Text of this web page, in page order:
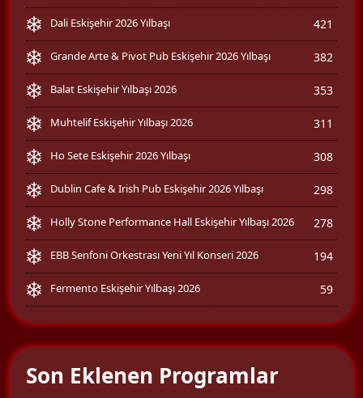
Dali Eskişehir 2026 Yılbaşı 421
Grande Arte & Pivot Pub Eskişehir 2026 Yılbaşı 382
Balat Eskişehir Yılbaşı 2026 353
Muhtelif Eskişehir Yılbaşı 2026 311
Ho Sete Eskişehir 2026 Yılbaşı 308
Dublin Cafe & Irish Pub Eskişehir 2026 Yılbaşı 298
Holly Stone Performance Hall Eskişehir Yılbaşı 2026 278
EBB Senfoni Orkestrası Yeni Yıl Konseri 2026 194
Fermento Eskişehir Yılbaşı 2026 59
Son Eklenen Programlar